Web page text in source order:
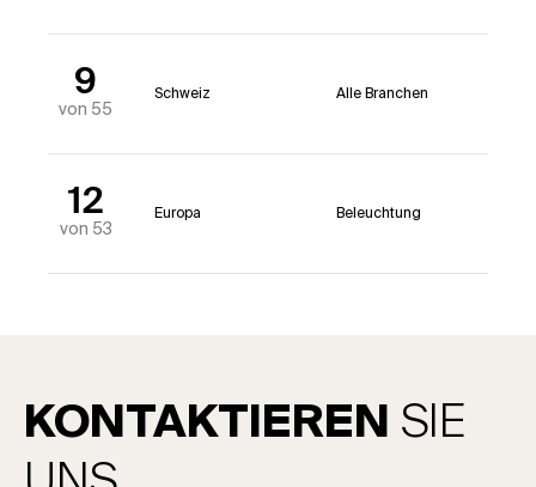
9
von 55
Schweiz Alle Branchen
12
von 53
Europa Beleuchtung
KONTAKTIEREN SIE